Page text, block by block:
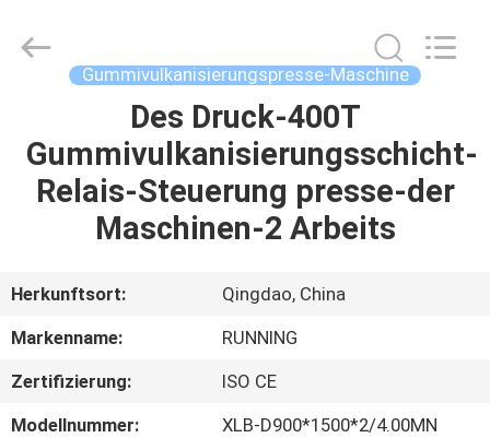
PRODUKTE
UNS
AUSFLUG
CO.,LTD.
Gummivulkanisierungspresse-Maschine
Des Druck-400T
Gummivulkanisierungsschicht-
Relais-Steuerung presse-der
Maschinen-2 Arbeits
Herkunftsort:
Qingdao, China
Markenname:
RUNNING
Zertifizierung:
ISO CE
Modellnummer:
XLB-D900*1500*2/4.00MN